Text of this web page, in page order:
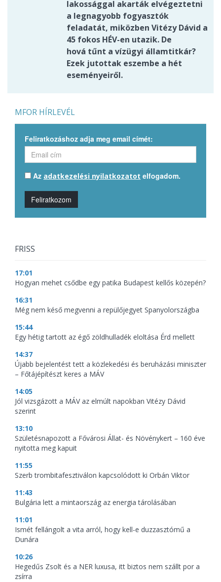
lakossággal akarták elvégeztetni
a legnagyobb fogyasztók
feladatát, miközben Vitézy Dávid a
45 fokos HÉV-en utazik. De
hová tűnt a vízügyi államtitkár?
Ezek jutottak eszembe a hét
eseményeiről.
MFOR HÍRLEVÉL
Feliratkozáshoz adja meg email címét:
Az adatkezelési nyilatkozatot elfogadom.
Feliratkozom
FRISS
17:01
Hogyan mehet csődbe egy patika Budapest kellős közepén?
16:31
Még nem késő megvenni a repülőjegyet Spanyolországba
15:44
Egy hétig tartott az égő zöldhulladék eloltása Érd mellett
14:37
Újabb bejelentést tett a közlekedési és beruházási miniszter
– Főtájépítészt keres a MÁV
14:05
Jól vizsgázott a MÁV az elmúlt napokban Vitézy Dávid
szerint
13:10
Születésnapozott a Fővárosi Állat- és Növénykert – 160 éve
nyitotta meg kapuit
11:55
Szerb trombitafesztiválon kapcsolódott ki Orbán Viktor
11:43
Bulgária lett a mintaország az energia tárolásában
11:01
Ismét fellángolt a vita arról, hogy kell-e duzzasztómű a
Dunára
10:26
Hegedűs Zsolt és a NER luxusa, itt biztos nem szállt por a
zsírra